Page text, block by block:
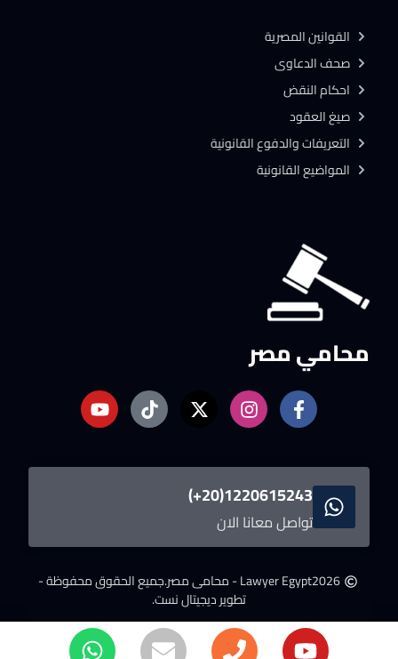
محامي مصر
1220615243(20+)
تواصل معانا الان
2026Lawyer Egypt - محامى مصر.
جميع الحقوق محفوظة -
تطوير ديجيتال نست.
القوانين المصرية
صحف الدعاوى
احكام النقض
صيغ العقود
التعريفات والدفوع القانونية
المواضيع القانونية